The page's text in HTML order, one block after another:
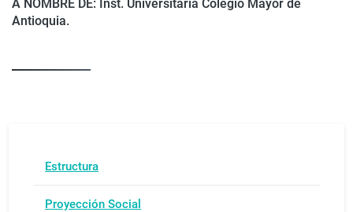
A NOMBRE DE: Inst. Universitaria Colegio Mayor de
Antioquia.
Estructura
Proyección Social